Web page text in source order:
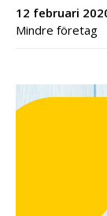
12 februari
Mindre företag